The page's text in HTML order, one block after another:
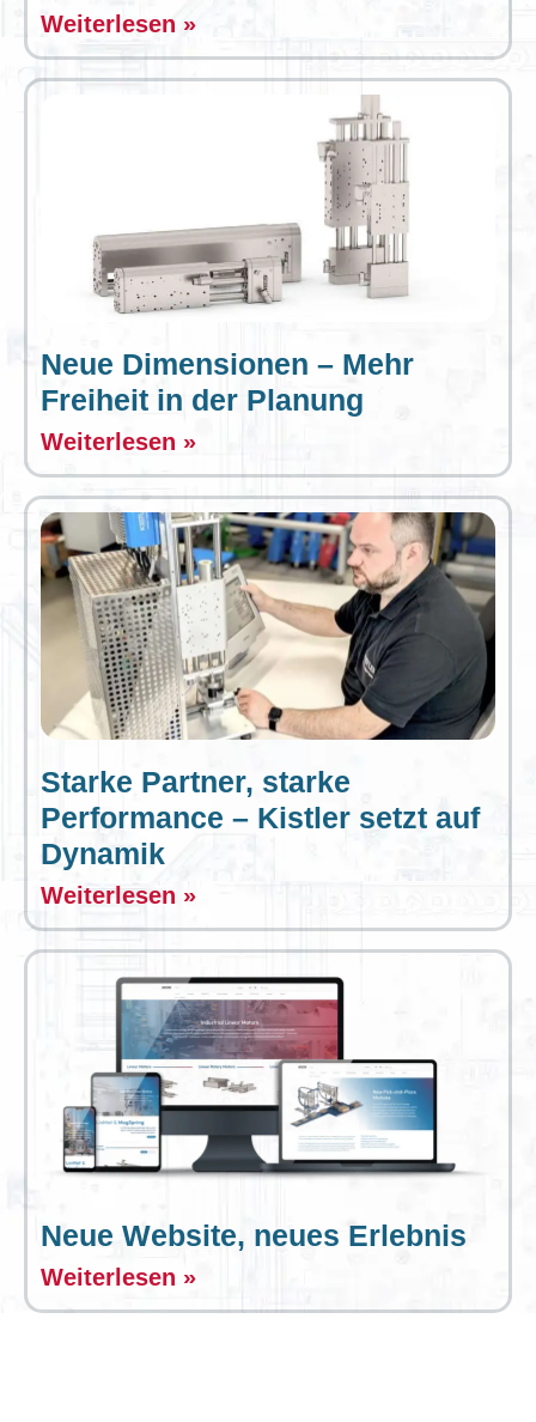
Weiterlesen »
Neue Dimensionen – Mehr
Freiheit in der Planung
Weiterlesen »
Starke Partner, starke
Performance – Kistler setzt auf
Dynamik
Weiterlesen »
Neue Website, neues Erlebnis
Weiterlesen »